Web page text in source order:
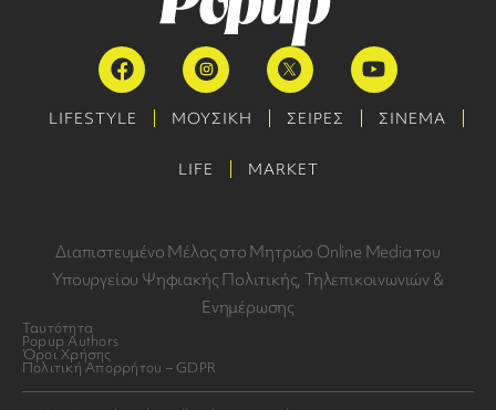
LIFESTYLE ΜΟΥΣΙΚΗ ΣΕΙΡΕΣ ΣΙΝΕΜΑ
LIFE MARKET
Διαπιστευμένο Μέλος στο Μητρώο Online Media του
Υπουργείου Ψηφιακής Πολιτικής, Τηλεπικοινωνιών &
Ενημέρωσης
Ταυτότητα
Popup Authors
Όροι Χρήσης
Πολιτική Απορρήτου – GDPR